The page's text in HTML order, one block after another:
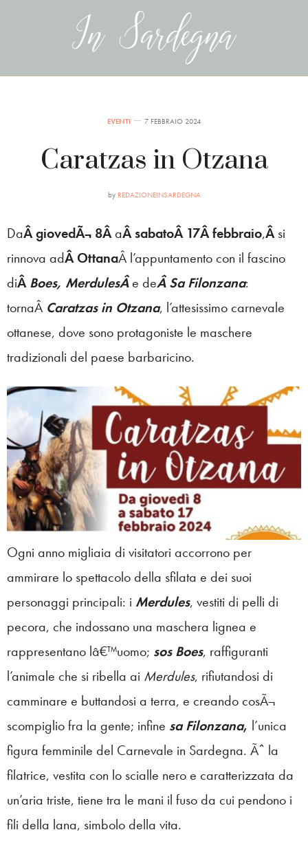
EVENTI 7 FEBBRAIO 2024
Caratzas in Otzana
by REDAZIONEINSARDEGNA
DaÂ giovedÃ¬ 8ÂaÂ sabatoÂ 17Â febbraio,Âsi
rinnova adÂ OttanaÂ l’appuntamento con il fascino
diÂBoes, MerdulesÂe deÂ Sa Filonzana:
tornaÂ Caratzas in Otzana, l’attesissimo carnevale
ottanese, dove sono protagoniste le maschere
tradizionali del paese barbaricino.
Ogni anno migliaia di visitatori accorrono per
ammirare lo spettacolo della sfilata e dei suoi
personaggi principali: i Merdules, vestiti di pelli di
pecora, che indossano una maschera lignea e
rappresentano lâ€™uomo; sos Boes, raffiguranti
l’animale che si ribella ai Merdules, rifiutandosi di
camminare e buttandosi a terra, e creando cosÃ¬
scompiglio fra la gente; infine sa Filonzana, l’unica
figura femminile del Carnevale in Sardegna. Ãˆ la
filatrice, vestita con lo scialle nero e caratterizzata da
un’aria triste, tiene tra le mani il fuso da cui pendono i
fili della lana, simbolo della vita.